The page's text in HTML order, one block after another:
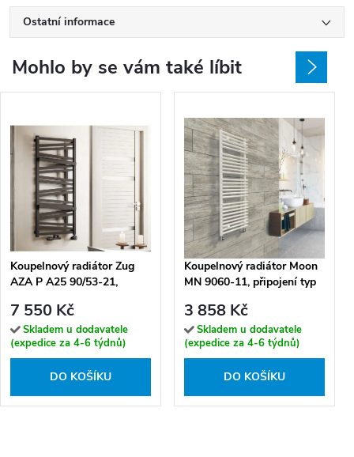
Ostatní informace
Mohlo by se vám také líbit
Koupelnový radiátor Zug
AZA P A25 90/53-21,
cm, bílá RAL 9016
7 550 Kč
Skladem u dodavatele
(expedice za 4-6 týdnů)
DO KOŠÍKU
Koupelnový radiátor Moon
MN 9060-11, připojení typ
9016
3 858 Kč
Skladem u dodavatele
(expedice za 4-6 týdnů)
DO KOŠÍKU